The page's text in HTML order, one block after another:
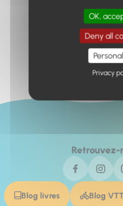
Retour à
Retrouvez-
Blog livres Blog
OK,
Deny all
Privacy